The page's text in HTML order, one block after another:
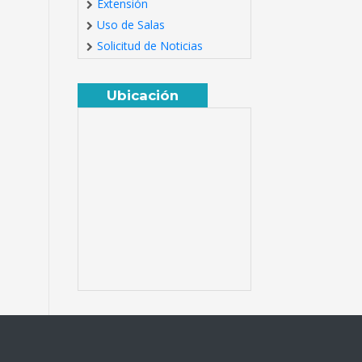
Extensión
Uso de Salas
Solicitud de Noticias
Ubicación